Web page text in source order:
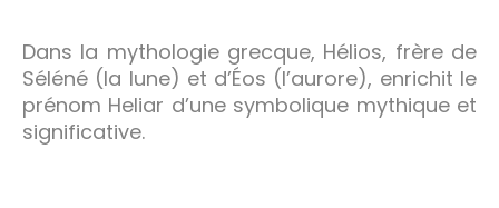
Dans la mythologie grecque, Hélios, frère de
Séléné (la lune) et d’Éos (l’aurore), enrichit le
prénom Heliar d’une symbolique mythique et
significative.